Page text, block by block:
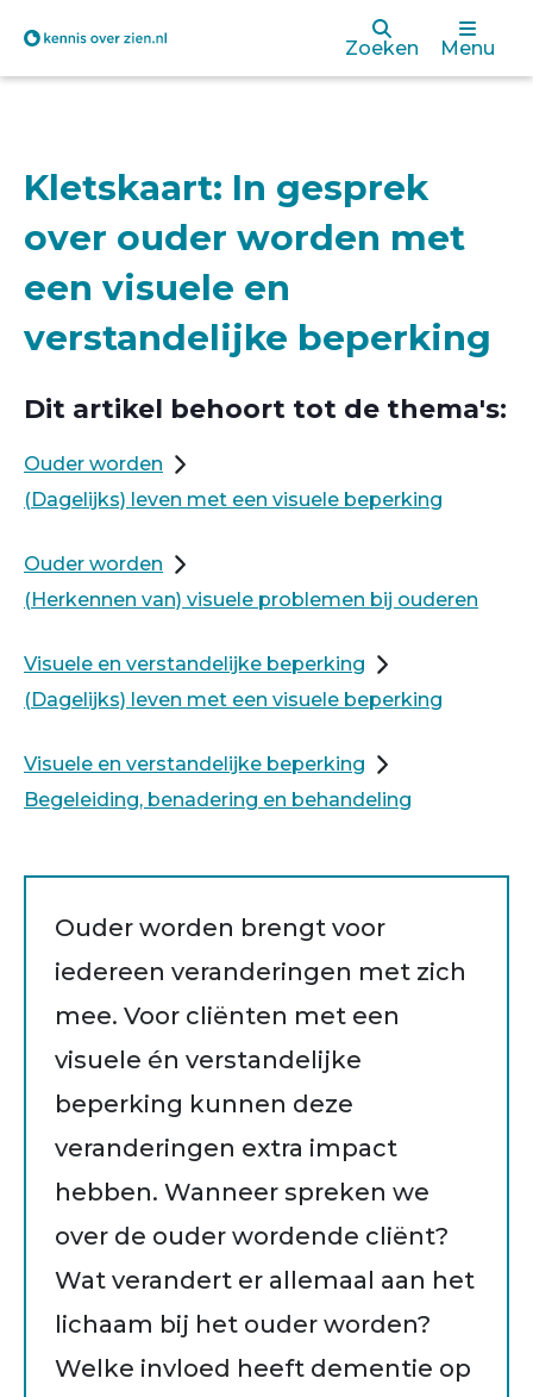
Overslaan
inhoud
gaan
Zoeken Menu
Kletskaart: In gesprek
over ouder worden met
een visuele en
verstandelijke beperking
Dit artikel behoort tot de thema's:
Ouder worden
(Dagelijks) leven met een visuele beperking
Ouder worden
(Herkennen van) visuele problemen bij ouderen
Visuele en verstandelijke beperking
(Dagelijks) leven met een visuele beperking
Visuele en verstandelijke beperking
Begeleiding, benadering en behandeling
Ouder worden brengt voor
iedereen veranderingen met zich
mee. Voor cliënten met een
visuele én verstandelijke
beperking kunnen deze
veranderingen extra impact
hebben. Wanneer spreken we
over de ouder wordende cliënt?
Wat verandert er allemaal aan het
lichaam bij het ouder worden?
Welke invloed heeft dementie op